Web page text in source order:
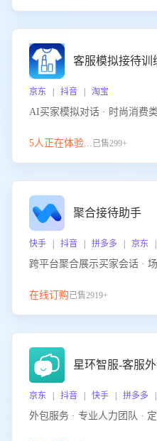
客服模拟接待训
京东 | 抖音 | 淘宝
AI买家模拟对话 · 时尚消费
5人正在体验...已售299+
聚合接待助手
快手 | 抖音 | 拼多多 | 京东 |
跨平台聚合展示买家会话 ·
在线订购已售2919+
星环智服-客服
京东 | 抖音 | 快手 | 拼多多
外包服务 · 专业人力团队 ·